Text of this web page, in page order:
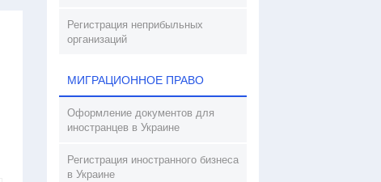
Регистрация неприбыльных
организаций
МИГРАЦИОННОЕ ПРАВО
Оформление документов для
иностранцев в Украине
Регистрация иностранного бизнеса
в Украине